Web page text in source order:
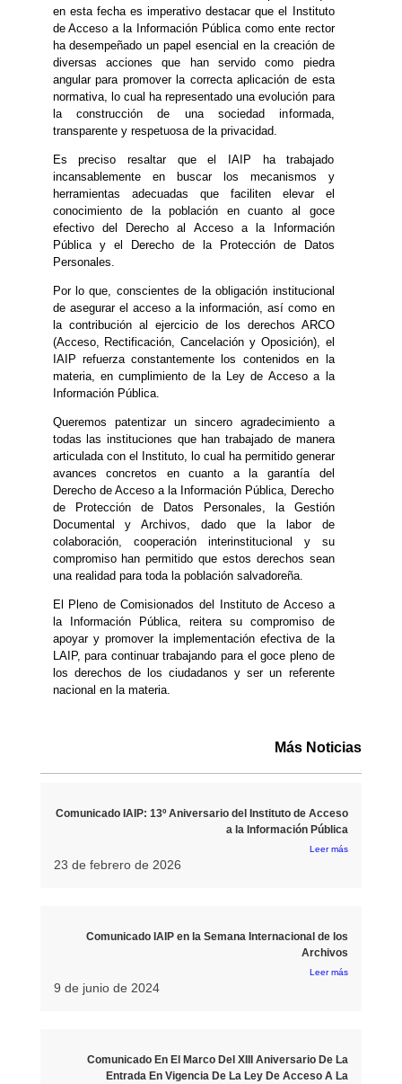
en esta fecha es imperativo destacar que el Instituto
de Acceso a la Información Pública como ente rector
ha desempeñado un papel esencial en la creación de
diversas acciones que han servido como piedra
angular para promover la correcta aplicación de esta
normativa, lo cual ha representado una evolución para
la construcción de una sociedad informada,
transparente y respetuosa de la privacidad.
Es preciso resaltar que el IAIP ha trabajado
incansablemente en buscar los mecanismos y
herramientas adecuadas que faciliten elevar el
conocimiento de la población en cuanto al goce
efectivo del Derecho al Acceso a la Información
Pública y el Derecho de la Protección de Datos
Personales.
Por lo que, conscientes de la obligación institucional
de asegurar el acceso a la información, así como en
la contribución al ejercicio de los derechos ARCO
(Acceso, Rectificación, Cancelación y Oposición), el
IAIP refuerza constantemente los contenidos en la
materia, en cumplimiento de la Ley de Acceso a la
Información Pública.
Queremos patentizar un sincero agradecimiento a
todas las instituciones que han trabajado de manera
articulada con el Instituto, lo cual ha permitido generar
avances concretos en cuanto a la garantía del
Derecho de Acceso a la Información Pública, Derecho
de Protección de Datos Personales, la Gestión
Documental y Archivos, dado que la labor de
colaboración, cooperación interinstitucional y su
compromiso han permitido que estos derechos sean
una realidad para toda la población salvadoreña.
El Pleno de Comisionados del Instituto de Acceso a
la Información Pública, reitera su compromiso de
apoyar y promover la implementación efectiva de la
LAIP, para continuar trabajando para el goce pleno de
los derechos de los ciudadanos y ser un referente
nacional en la materia.
Más Noticias
Comunicado IAIP: 13º Aniversario del Instituto de Acceso
a la Información Pública
Leer más
23 de febrero de 2026
Comunicado IAIP en la Semana Internacional de los
Archivos
Leer más
9 de junio de 2024
Comunicado En El Marco Del XIII Aniversario De La
Entrada En Vigencia De La Ley De Acceso A La